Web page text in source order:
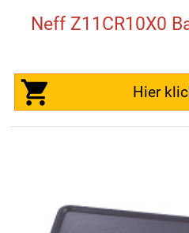
Neff Z11CR10X0
Hier